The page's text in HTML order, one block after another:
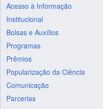
Acesso à Informação
Institucional
Bolsas e Auxílios
Programas
Prêmios
Popularização da Ciência
Comunicação
Parcerias